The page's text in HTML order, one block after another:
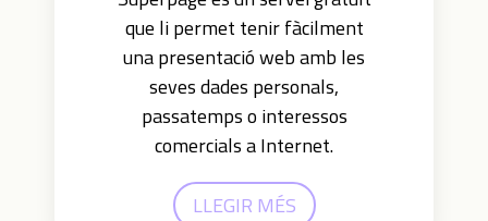
que li permet tenir fàcilment
una presentació web amb les
seves dades personals,
passatemps o interessos
comercials a Internet.
LLEGIR MÉS